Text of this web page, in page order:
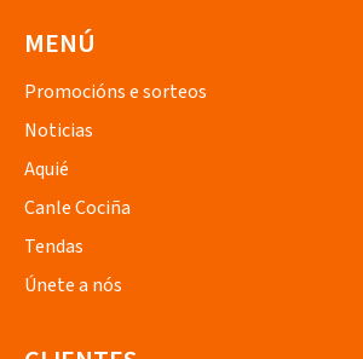
MENÚ
Promocións e sorteos
Noticias
Aquié
Canle Cociña
Tendas
Únete a nós